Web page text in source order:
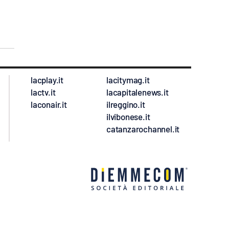
lacplay.it
lactv.it
laconair.it
lacitymag.it
lacapitalenews.it
ilreggino.it
ilvibonese.it
catanzarochannel.it